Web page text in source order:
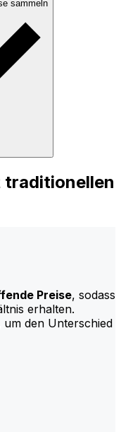
sammeln
traditionellen
Preise, sodass
erhalten.
den Unterschied